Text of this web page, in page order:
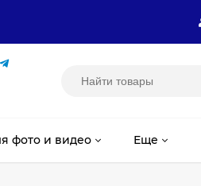
фото и видео Еще